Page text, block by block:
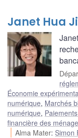
Janet Hua
Économie
numérique, Marchés
numérique,
financière des
Alma Mater: Simon